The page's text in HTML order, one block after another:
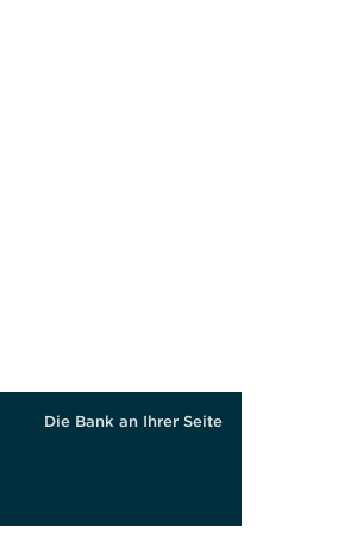
Die Bank an Ihrer Seite